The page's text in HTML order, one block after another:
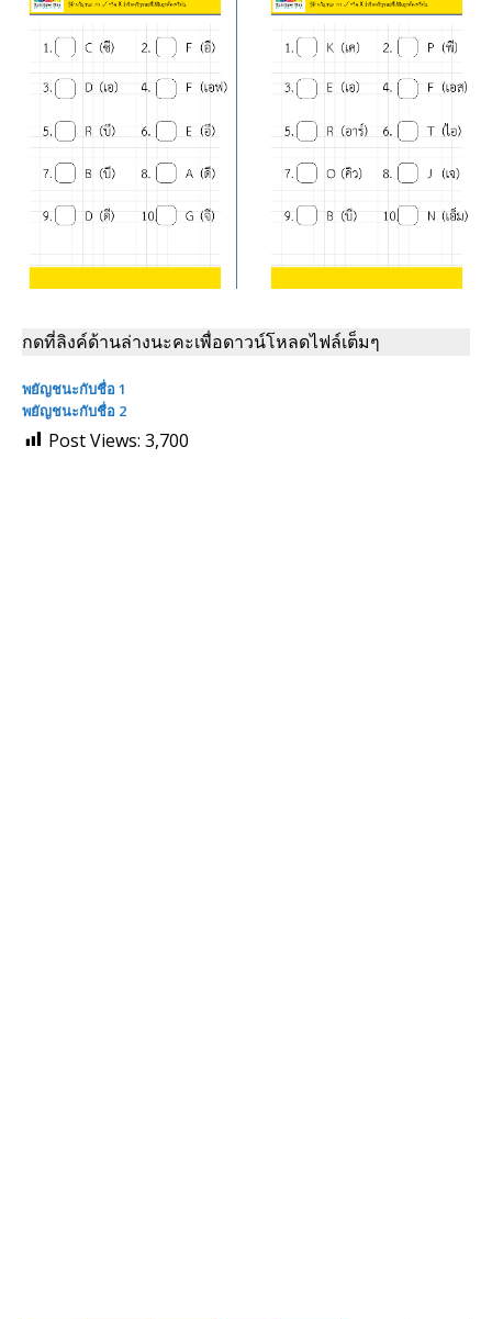
กดที่ลิงค์ด้านล่างนะคะเพื่อดาวน์โหลดไฟล์เต็มๆ
พยัญชนะกับชื่อ 1
พยัญชนะกับชื่อ 2
Post Views: 3,700